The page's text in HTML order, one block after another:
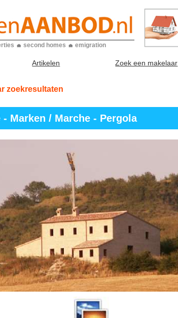
second homes emigration
Artikelen Zoek een makelaar
zoekresultaten
Marken / Marche - Pergola